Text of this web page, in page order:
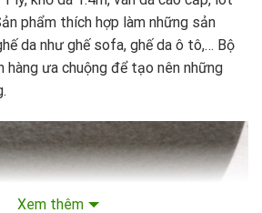
phẩm thích hợp làm những sản
da như ghế sofa, ghế da ô tô,… Bộ
hàng ưa chuộng để tạo nên những
Xem thêm